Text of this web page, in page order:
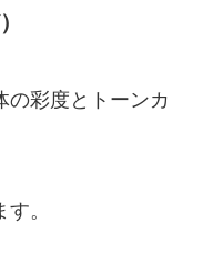
の彩度とトーンカ
。